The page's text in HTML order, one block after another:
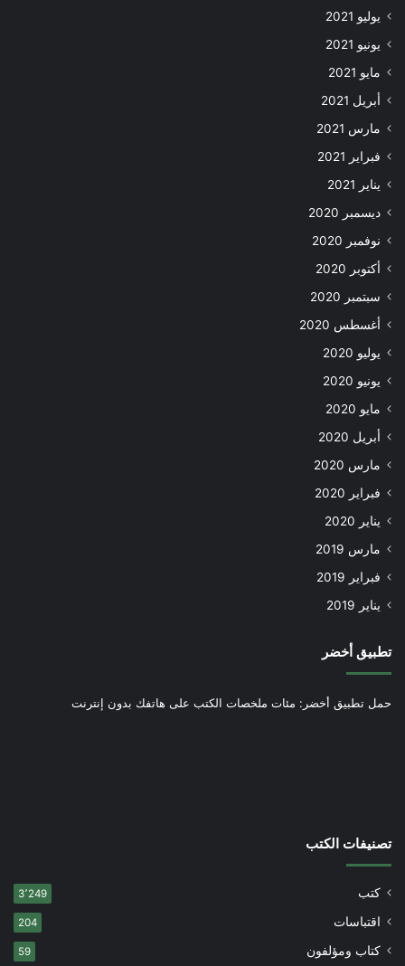
يوليو 2021
يونيو 2021
مايو 2021
أبريل 2021
مارس 2021
فبراير 2021
يناير 2021
ديسمبر 2020
نوفمبر 2020
أكتوبر 2020
سبتمبر 2020
أغسطس 2020
يوليو 2020
يونيو 2020
مايو 2020
أبريل 2020
مارس 2020
فبراير 2020
يناير 2020
مارس 2019
فبراير 2019
يناير 2019
تطبيق أخضر
حمل تطبيق أخضر: مئات ملخصات الكتب على هاتفك بدون إنترنت
تصنيفات الكتب
كتب 3٬249
اقتباسات 204
كتاب ومؤلفون 59